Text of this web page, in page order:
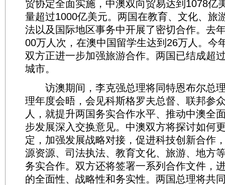
贸协定全面实施，中澳双向贸易达到1078亿
量超过1000亿美元。两国在教育、文化、旅
法以及国际地区事务中开展了密切合作。去
00万人次，在澳中国留学生达到26万人。今
双方正进一步加强旅游合作。两国已结成超
城市。
访澳期间，李克强总理将同特恩布尔总
理年度会晤，会见科斯格罗夫总督、联邦参
人，就提升两国务实合作水平、推动中澳全
步发展深入交换意见。中澳双方将探讨如何
定，加强发展战略对接，促进科技创新合作
源资源、司法执法、教育文化、旅游、地方
务实合作。双方还将签署一系列合作文件，
的全面性、战略性和务实性。两国总理将共